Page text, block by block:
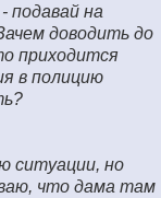
подавай на
доводить до
приходится
в полицию
ситуации, но
что дама там